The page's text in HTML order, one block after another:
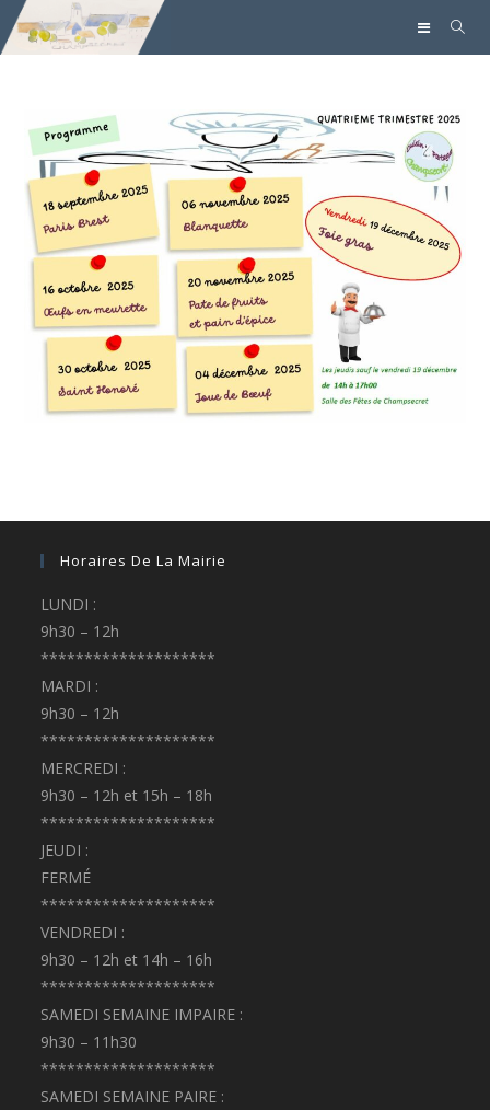
Horaires De La Mairie
LUNDI :
9h30 – 12h
********************
MARDI :
9h30 – 12h
********************
MERCREDI :
9h30 – 12h et 15h – 18h
********************
JEUDI :
FERMÉ
********************
VENDREDI :
9h30 – 12h et 14h – 16h
********************
SAMEDI SEMAINE IMPAIRE :
9h30 – 11h30
********************
SAMEDI SEMAINE PAIRE :